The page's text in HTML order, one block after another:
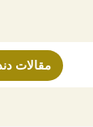
مقالات